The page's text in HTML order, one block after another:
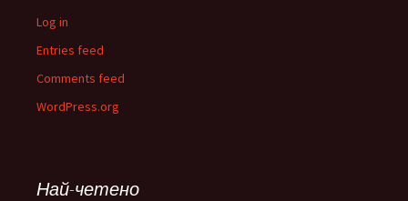
Log in
Entries feed
Comments feed
WordPress.org
Най-четено